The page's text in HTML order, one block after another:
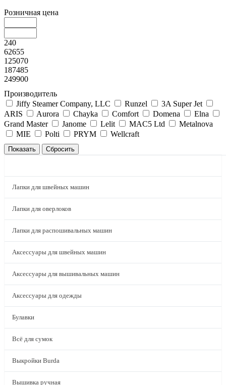
Розничная цена
240
62655
125070
187485
249900
Производитель
Jiffy Steamer Company, LLC
Runzel
3A Super Jet
ARIS
Aurora Chayka Comfort Domena
Elna
Grand Master
Janome Lelit MAC5 Ltd
Metalnova
MIE
Polti PRYM Wellcraft
Лапки для швейных машин
Лапки для оверлоков
Лапки для распошивальных машин
Аксессуары для швейных машин
Аксессуары для вышивальных машин
Аксессуары для одежды
Булавки
Всё для сумок
Выкройки Burda
Вышивка ручная